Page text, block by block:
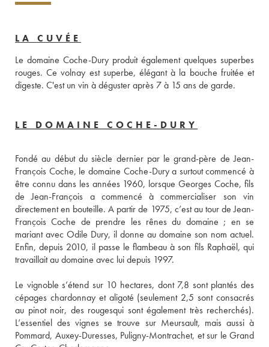
LA CUVÉE
Le domaine Coche-Dury produit également quelques superbes
rouges. Ce volnay est superbe, élégant à la bouche fruitée et
digeste. C'est un vin à déguster après 7 à 15 ans de garde.
LE DOMAINE COCHE-DURY
Fondé au début du siècle dernier par le grand-père de Jean-
François Coche, le domaine Coche-Dury a surtout commencé à
être connu dans les années 1960, lorsque Georges Coche, fils
de Jean-François a commencé à commercialiser son vin
directement en bouteille. A partir de 1975, c’est au tour de Jean-
François Coche de prendre les rênes du domaine ; en se
mariant avec Odile Dury, il donne au domaine son nom actuel.
Enfin, depuis 2010, il passe le flambeau à son fils Raphaël, qui
Le vignoble s’étend sur 10 hectares, dont 7,8 sont plantés des
cépages chardonnay et aligoté (seulement 2,5 sont consacrés
au pinot noir, des rougesqui sont également très recherchés).
L’essentiel des vignes se trouve sur Meursault, mais aussi à
Pommard, Auxey-Duresses, Puligny-Montrachet, et sur le Grand